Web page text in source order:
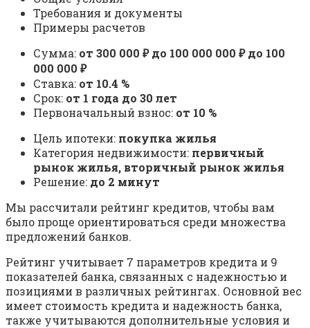
Требования и документы
Примеры расчетов
Сумма: от 300 000 ₽ до 100 000 000 ₽ до 100
000 000 ₽
Ставка: от 10.4 %
Срок: от 1 года до 30 лет
Первоначальный взнос: от 10 %
Цель ипотеки: покупка жилья
Категория недвижимости: первичный
рынок жилья, вторичный рынок жилья
Решение: до 2 минут
Мы рассчитали рейтинг кредитов, чтобы вам
было проще ориентироваться среди множества
предложений банков.
Рейтинг учитывает 7 параметров кредита и 9
показателей банка, связанных с надежностью и
позициями в различных рейтингах. Основной вес
имеет стоимость кредита и надежность банка,
также учитываются дополнительные условия и